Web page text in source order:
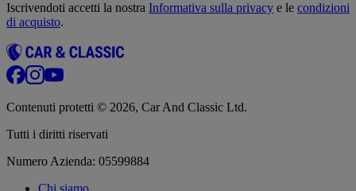
Iscrivendoti accetti la nostra Informativa sulla privacy e le condizioni
di acquisto.
Contenuti protetti © 2026, Car And Classic Ltd.
Tutti i diritti riservati
Numero Azienda: 05599884